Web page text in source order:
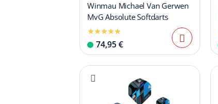
Winmau Michael Van Gerwen
MvG Absolute Softdarts
74,95 €